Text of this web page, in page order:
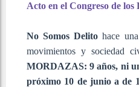
Acto en el Congreso de los
No Somos Delito hace
movimientos y sociedad
MORDAZAS: 9 años, ni
próximo 10 de junio a de